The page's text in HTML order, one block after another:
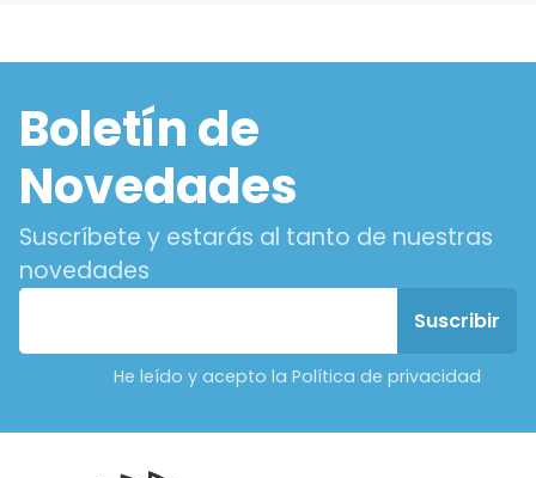
Boletín de
Novedades
Suscríbete y estarás al tanto de nuestras
novedades
He leído y acepto la Política de privacidad